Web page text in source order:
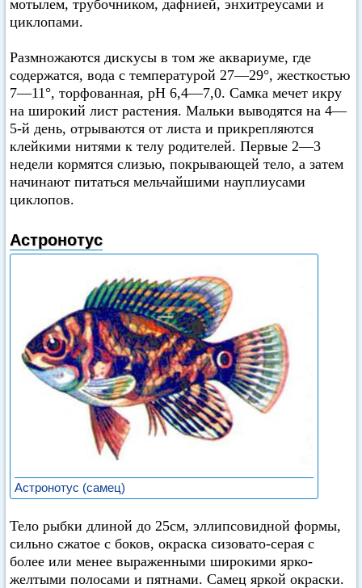
мотылем, трубочником, дафнией, энхитреусами и
циклопами.
Размножаются дискусы в том же аквариуме, где
содержатся, вода с температурой 27—29°, жесткостью
7—11°, торфованная, pH 6,4—7,0. Самка мечет икру
на широкий лист растения. Мальки выводятся на 4—
5-й день, отрываются от листа и прикрепляются
клейкими нитями к телу родителей. Первые 2—3
недели кормятся слизью, покрывающей тело, а затем
начинают питаться мельчайшими науплиусами
циклопов.
Астронотус
Астронотус (самец)
Тело рыбки длиной до 25см, эллипсовидной формы,
сильно сжатое с боков, окраска сизовато-серая с
более или менее выраженными широкими ярко-
желтыми полосами и пятнами. Самец яркой окраски.